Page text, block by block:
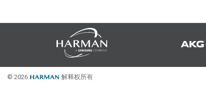
© 2026 解释权所有